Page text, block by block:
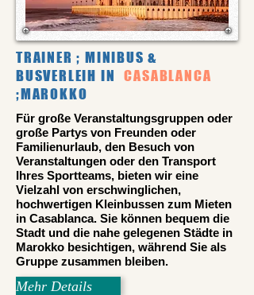
TRAINER ; MINIBUS &
BUSVERLEIH IN
CASABLANCA
;MAROKKO
Für große Veranstaltungsgruppen oder
große Partys von Freunden oder
Familienurlaub, den Besuch von
Veranstaltungen oder den Transport
Ihres Sportteams, bieten wir eine
Vielzahl von erschwinglichen,
hochwertigen Kleinbussen zum Mieten
in Casablanca. Sie können bequem die
Stadt und die nahe gelegenen Städte in
Marokko besichtigen, während Sie als
Gruppe zusammen bleiben.
Mehr Details